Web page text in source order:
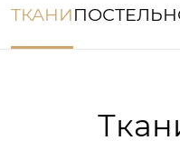
ТКАНИ